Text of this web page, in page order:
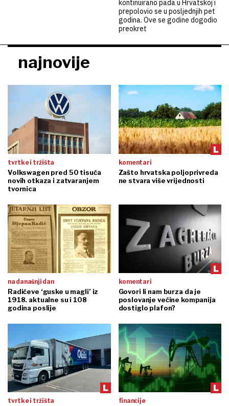
kontinuirano pada u Hrvatskoj i
prepolovio se u posljednjih pet
godina. Ove se godine dogodio
preokret
najnovije
tvrtke i tržišta
Volkswagen pred 50 tisuća
novih otkaza i zatvaranjem
tvornica
komentari
Zašto hrvatska poljoprivreda
ne stvara više vrijednosti
na današnji dan
Radićeve ‘guske u magli’ iz
1918. aktualne su i 108
godina poslije
komentari
Govori li nam burza da je
poslovanje većine kompanija
dostiglo plafon?
tvrtke i tržišta financije